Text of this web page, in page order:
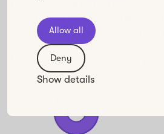
Allow all
Deny
Show details
työtehtävät vaihtuvat ja
aikaa uudenlaisiin asioihin.
eivät kuitenkaan koe oppivansa
kehittyäkseen työssään sen